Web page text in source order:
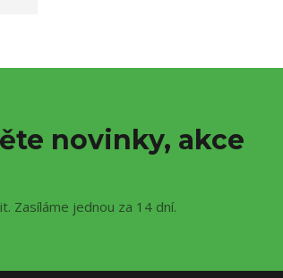
novinky, akce
Zasíláme jednou za 14 dní.